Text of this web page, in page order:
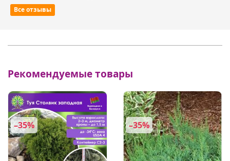
Все отзывы
Рекомендуемые товары
–35% –35%